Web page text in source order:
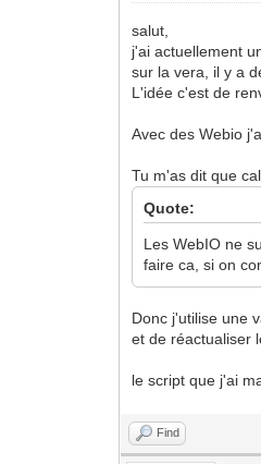
salut,
j'ai actuellement
sur la vera, il y a
L'idée c'est de
Avec des Webio
Tu m'as dit que
Quote:
Les WebIO ne
faire ca, si on
Donc j'utilise une
et de réactualiser
le script que j'ai
Find